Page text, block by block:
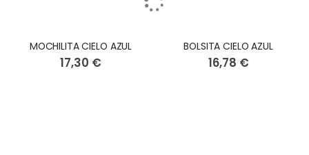
MOCHILITA CIELO AZUL
17,30 €
BOLSITA CIELO AZUL
16,78 €